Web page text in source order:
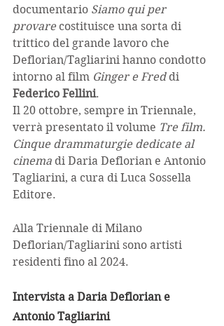
documentario Siamo qui per
provare costituisce una sorta di
trittico del grande lavoro che
Deflorian/Tagliarini hanno condotto
intorno al film Ginger e Fred di
Federico Fellini.
Il 20 ottobre, sempre in Triennale,
verrà presentato il volume Tre film.
Cinque drammaturgie dedicate al
cinema di Daria Deflorian e Antonio
Tagliarini, a cura di Luca Sossella
Editore.
Alla Triennale di Milano
Deflorian/Tagliarini sono artisti
residenti fino al 2024.
Intervista a Daria Deflorian e
Antonio Tagliarini